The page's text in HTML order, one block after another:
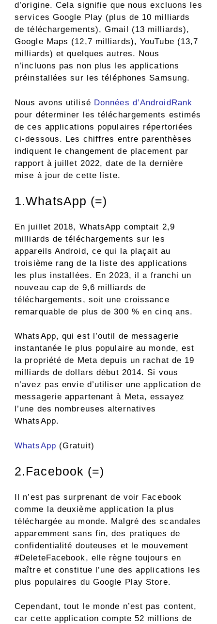
d’origine. Cela signifie que nous excluons les
services Google Play (plus de 10 milliards
de téléchargements), Gmail (13 milliards),
Google Maps (12,7 milliards), YouTube (13,7
milliards) et quelques autres. Nous
n’incluons pas non plus les applications
préinstallées sur les téléphones Samsung.
Nous avons utilisé Données d’AndroidRank
pour déterminer les téléchargements estimés
de ces applications populaires répertoriées
ci-dessous. Les chiffres entre parenthèses
indiquent le changement de placement par
rapport à juillet 2022, date de la dernière
mise à jour de cette liste.
1.WhatsApp (=)
En juillet 2018, WhatsApp comptait 2,9
milliards de téléchargements sur les
appareils Android, ce qui la plaçait au
troisième rang de la liste des applications
les plus installées. En 2023, il a franchi un
nouveau cap de 9,6 milliards de
téléchargements, soit une croissance
remarquable de plus de 300 % en cinq ans.
WhatsApp, qui est l’outil de messagerie
instantanée le plus populaire au monde, est
la propriété de Meta depuis un rachat de 19
milliards de dollars début 2014. Si vous
n’avez pas envie d’utiliser une application de
messagerie appartenant à Meta, essayez
l’une des nombreuses alternatives
WhatsApp.
WhatsApp (Gratuit)
2.Facebook (=)
Il n’est pas surprenant de voir Facebook
comme la deuxième application la plus
téléchargée au monde. Malgré des scandales
apparemment sans fin, des pratiques de
confidentialité douteuses et le mouvement
#DeleteFacebook, elle règne toujours en
maître et constitue l’une des applications les
plus populaires du Google Play Store.
Cependant, tout le monde n’est pas content,
car cette application compte 52 millions de